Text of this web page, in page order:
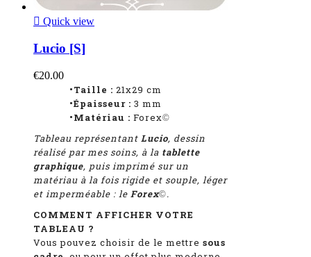
 Quick view
Lucio [S]
€20.00
•Taille : 21x29 cm
•Épaisseur : 3 mm
•Matériau : Forex©
Tableau représentant Lucio, dessin
réalisé par mes soins, à la tablette
graphique, puis imprimé sur un
matériau à la fois rigide et souple, léger
et imperméable : le Forex©.
COMMENT AFFICHER VOTRE
TABLEAU ?
Vous pouvez choisir de le mettre sous